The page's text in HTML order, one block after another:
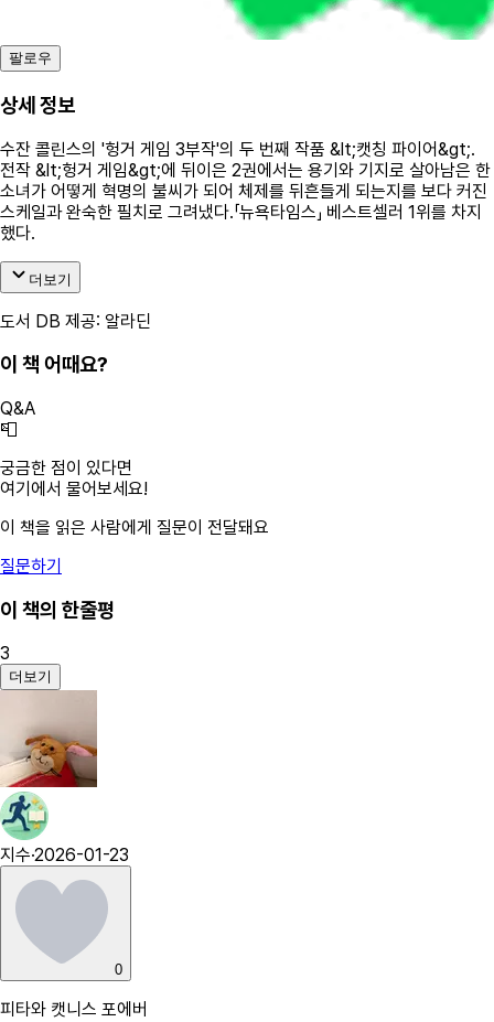
팔로우
상세 정보
수잔 콜린스의 '헝거 게임 3부작'의 두 번째 작품 &lt;캣칭 파이어&gt;.
전작 &lt;헝거 게임&gt;에 뒤이은 2권에서는 용기와 기지로 살아남은 한
소녀가 어떻게 혁명의 불씨가 되어 체제를 뒤흔들게 되는지를 보다 커진
스케일과 완숙한 필치로 그려냈다.「뉴욕타임스」 베스트셀러 1위를 차지
했다.
더보기
도서 DB 제공: 알라딘
이 책 어때요?
Q&A
📮
궁금한 점이 있다면
여기에서 물어보세요!
이 책을 읽은 사람에게 질문이 전달돼요
질문하기
이 책의 한줄평
3
더보기
지수·2026-01-23
0
피타와 캣니스 포에버